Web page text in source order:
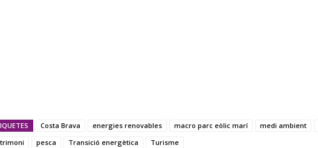
Costa Brava energies renovables macro parc eòlic marí medi ambient
pesca Transició energètica Turisme